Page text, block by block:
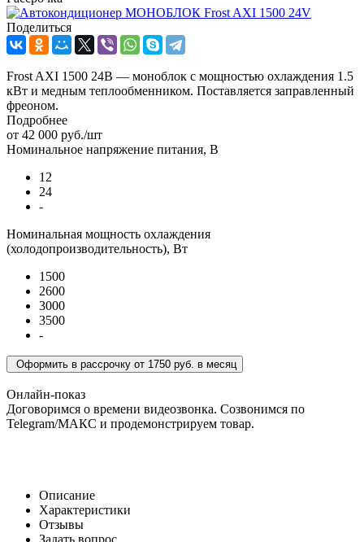
Поделиться
Frost AXI 1500 24В — моноблок с мощностью охлаждения 1.5
кВт и медным теплообменником. Поставляется заправленный
фреоном.
Подробнее
от 42 000 руб./шт
Номинальное напряжение питания, В
12
24
-
Номинальная мощность охлаждения
(холодопроизводительность), Вт
1500
2600
3000
3500
-
Оформить в рассрочку от 1750 руб. в месяц
Онлайн-показ
Договоримся о времени видеозвонка. Созвонимся по
Telegram/МАКС и продемонстрируем товар.
Описание
Характеристики
Отзывы